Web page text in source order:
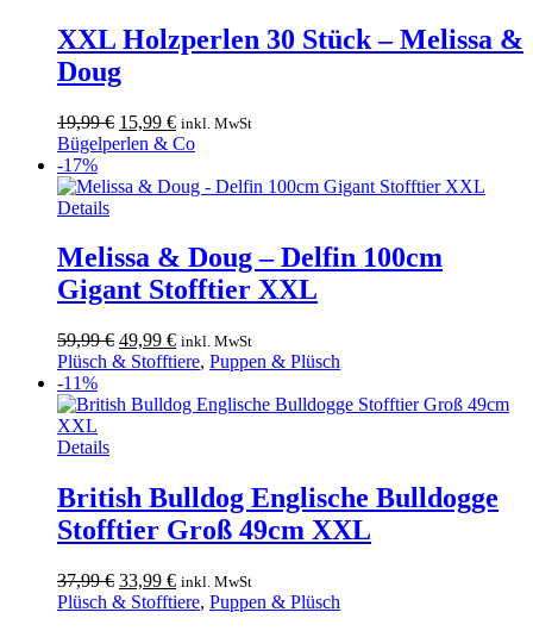
XXL Holzperlen 30 Stück – Melissa &
Doug
19,99€ Ursprünglicher
Preis
19,99 €
15,99 €Aktueller
Preis
15,99 €.
inkl. MwSt
Bügelperlen & Co
-17%
Details
Melissa & Doug – Delfin 100cm
Gigant Stofftier XXL
59,99€ Ursprünglicher
Preis
59,99 €
49,99 €Aktueller
Preis
49,99 €.
inkl. MwSt
Plüsch & Stofftiere, Puppen & Plüsch
-11%
Details
British Bulldog Englische Bulldogge
Stofftier Groß 49cm XXL
37,99€ Ursprünglicher
Preis
33,99 €Aktueller
Preis
inkl. MwSt
Plüsch & Stofftiere, Puppen & Plüsch